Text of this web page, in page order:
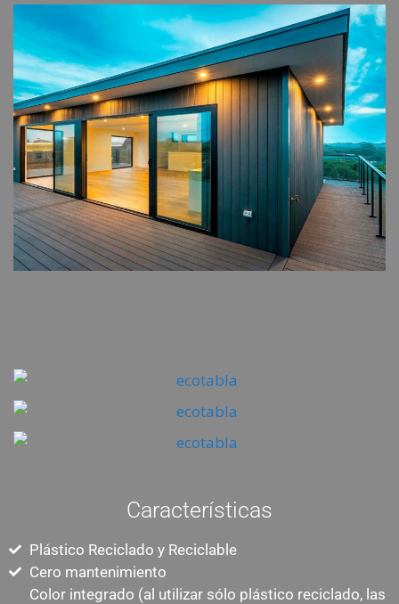
Características
Plástico Reciclado y Reciclable
Cero mantenimiento
Color integrado (al utilizar sólo plástico reciclado, las